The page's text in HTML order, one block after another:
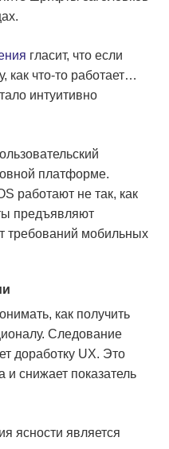
гласит, что если
как что-то работает…
интуитивно
платформе.
работают не так, как
предъявляют
требований мобильных
как получить
Следование
доработку UX. Это
и снижает показатель
ясности является